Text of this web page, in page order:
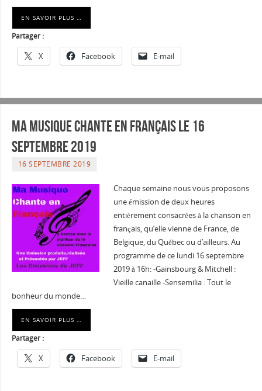
EN SAVOIR PLUS …
Partager :
X Facebook E-mail
Ma musique chante en Français le 16
septembre 2019
16 SEPTEMBRE 2019
Chaque semaine nous vous proposons
une émission de deux heures
entièrement consacrées à la chanson en
français, qu’elle vienne de France, de
Belgique, du Québec ou d’ailleurs. Au
programme de ce lundi 16 septembre
2019 à 16h: -Gainsbourg & Mitchell :
Vieille canaille -Sensemilia : Tout le
bonheur du monde…
EN SAVOIR PLUS …
Partager :
X Facebook E-mail